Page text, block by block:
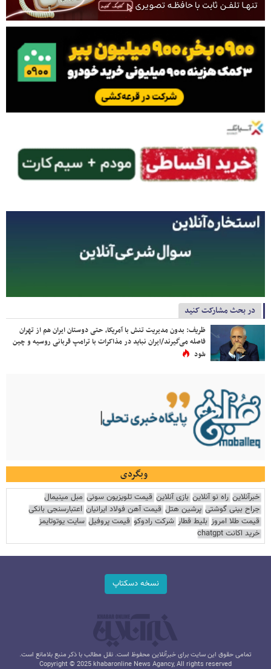
در بحث مشارکت کنید
ظریف: بدون مدیریت تنش با آمریکا، حتی دوستان ایران هم از تهران
فاصله می‌گیرند/ایران نباید در مذاکرات با ترامپ قربانی روسیه و چین
شود
وبگردی
خبرآنلاین راه نو آنلاین بازی آنلاین قیمت تلویزیون سونی مبل مینیمال
جراح بینی گوشتی پرشین هتل قیمت آهن فولاد ایرانیان اعتبارسنجی بانکی
قیمت طلا امروز بلیط قطار شرکت رادوکو قیمت پروفیل سایت یوتوتایمز
خرید اکانت chatgpt
نسخه دسکتاپ
تمامی حقوق این سایت برای خبرآنلاین محفوظ است. نقل مطالب با ذکر منبع بلامانع است.
Copyright © 2025 khabaronline News Agancy, All rights reserved